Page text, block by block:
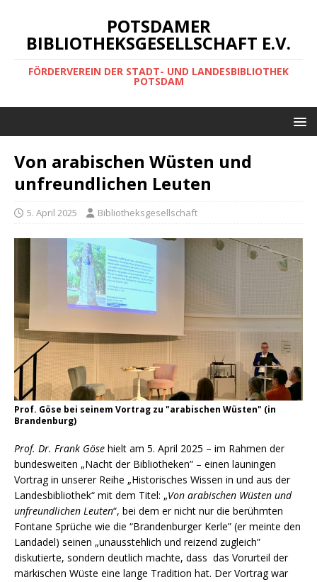
POTSDAMER
BIBLIOTHEKSGESELLSCHAFT E.V.
FÖRDERVEREIN DER STADT- UND LANDESBIBLIOTHEK
POTSDAM
Von arabischen Wüsten und
unfreundlichen Leuten
5. April 2025 Bibliotheksgesellschaft
Prof. Göse bei seinem Vortrag zu "arabischen Wüsten" (in
Brandenburg)
Prof. Dr. Frank Göse hielt am 5. April 2025 – im Rahmen der
bundesweiten „Nacht der Bibliotheken” – einen launingen
Vortrag in unserer Reihe „Historisches Wissen in und aus der
Landesbibliothek“ mit dem Titel: „Von arabischen Wüsten und
unfreundlichen Leuten“, bei dem er nicht nur die berühmten
Fontane Sprüche wie die “Brandenburger Kerle” (er meinte den
Landadel) seinen „unausstehlich und reizend zugleich”
diskutierte, sondern deutlich machte, dass das Vorurteil der
märkischen Wüste eine lange Tradition hat. Der Vortrag war